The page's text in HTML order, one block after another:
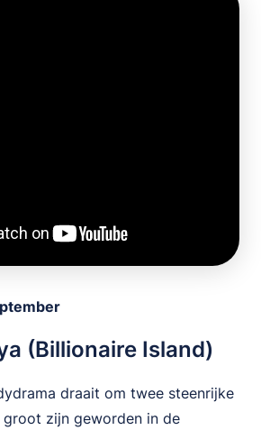
(Billionaire Island)
draait om twee steenrijke
zijn geworden in de